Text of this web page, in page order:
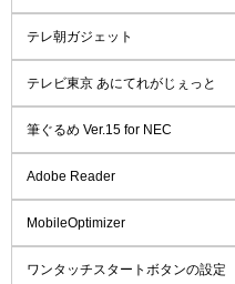
テレ朝ガジェット
テレビ東京 あにてれがじぇっと
筆ぐるめ Ver.15 for NEC
Adobe Reader
MobileOptimizer
ワンタッチスタートボタンの設定